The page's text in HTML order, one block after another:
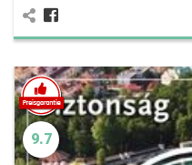
9.7